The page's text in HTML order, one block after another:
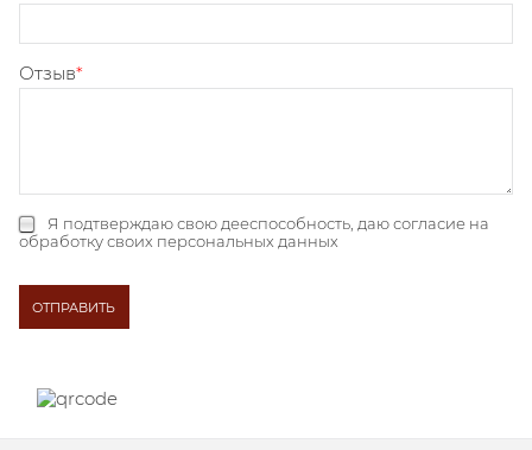
Отзыв
Я подтверждаю свою дееспособность, даюсогласие на
обработку своих персональных данных